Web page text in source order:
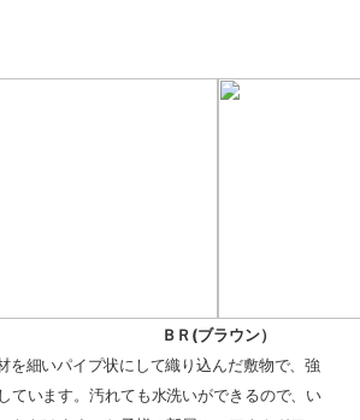
ＢＲ(ブラウン）
を細いパイプ状にして織り込んだ敷物で、強
ています。汚れても水洗いができるので、い